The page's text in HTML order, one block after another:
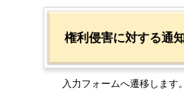
権利侵害に対する通
入力フォームへ遷移します。